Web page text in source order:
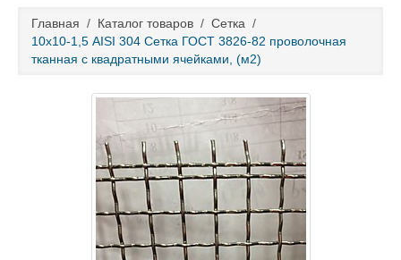
О компании
Каталог товаров
Услуги и работы
Металлопрокат
Главная / Каталог товаров / Сетка /
10х10-1,5 AISI 304 Сетка ГОСТ 3826-82 проволочная
тканная с квадратными ячейками, (м2)